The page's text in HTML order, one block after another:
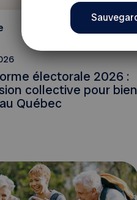
électorale 2026 :
collective pour bien
Québec